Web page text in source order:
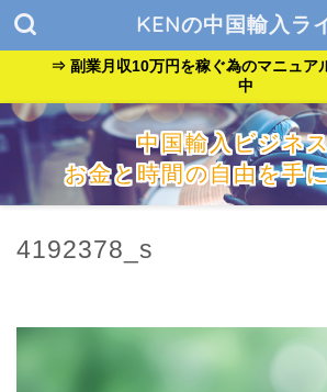
KENの中国輸入ラ
⇒ 副業月収10万円を稼ぐ為のマニュア
中
中国輸入ビジネ
お金と時間の自由を手
4192378_s